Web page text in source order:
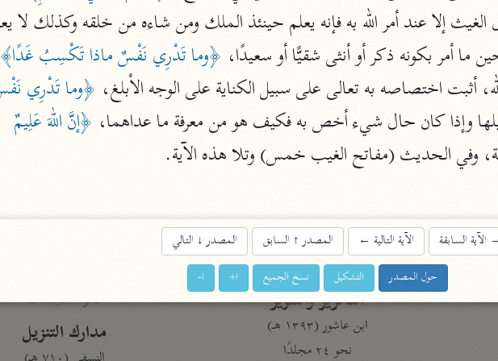
أخرى
أضواء البيان
محمد الأمين الشنقيطي (١٣٩٤ هـ)
نحو ١١ مجلدًا
نظم الدرر
البقاعي (٨٨٥ هـ)
لغة وبلاغة
التحرير والتنوير
ابن عاشور (١٣٩٣ هـ)
نحو ٢٤ مجلدًا
مركَّزة العبارة
تفسير الجلالين
المحلّي والسيوطي (٨٦٤، ٩١١ هـ)
نحو مجلد
نحو ٣ مجلدات
نحو ٣ مجلدات
مدارك التنزيل
ما أمر بكونه ذكر أو أنثى شقيًّا أو سعيدًا، ﴿وما تَدْرِي نَفْسٌ ماذا تَكْسِبُ غَدًا﴾
أثبت اختصاصه به تعالى على سبيل الكناية على الوجه الأبلغ،
وإذا كان حال شيء أخص به فكيف هو من معرفة ما عداهما،
وفي الحديث (مفاتح الغيب خمس) وتلا هذه الآية.
الآية السابقة الآية التالية ← المصدر↑السابق المصدر↓التالي
حول المصدر التشكيل نسخ الجميع ا+ ا-